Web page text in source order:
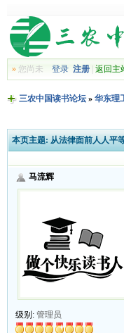
»您尚未 登录 注册| 返回主
三农中国读书论坛» 华东理
本页主题: 从法律面前人人平
马流辉
级别: 管理员